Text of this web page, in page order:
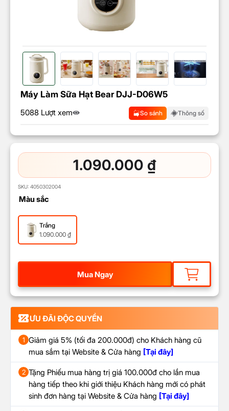
1.090.000 ₫
SKU: 4050302004
Màu sắc
Trắng
1.090.000 ₫
Mua Ngay
ƯU ĐÃI ĐỘC QUYỀN
1 Giảm giá 5% (tối đa 200.000đ) cho Khách hàng cũ
mua sắm tại Website & Cửa hàng [Tại đây]
2 Tặng Phiếu mua hàng trị giá 100.000đ cho lần mua
hàng tiếp theo khi giới thiệu Khách hàng mới có phát
sinh đơn hàng tại Website & Cửa hàng [Tại đây]
Máy Làm Sữa Hạt Bear DJJ-D06W5
5088 Lượt xem So sánh Thông số